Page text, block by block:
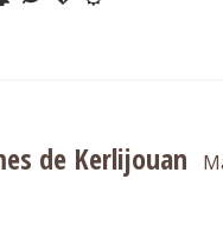
de Kerlijouan